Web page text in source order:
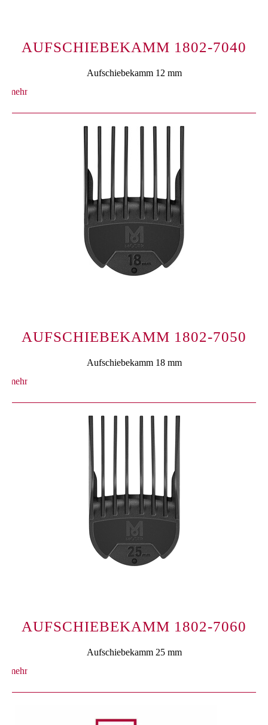
AUFSCHIEBEKAMM 1802-7040
Aufschiebekamm 12 mm
mehr
AUFSCHIEBEKAMM 1802-7050
Aufschiebekamm 18 mm
mehr
AUFSCHIEBEKAMM 1802-7060
Aufschiebekamm 25 mm
mehr